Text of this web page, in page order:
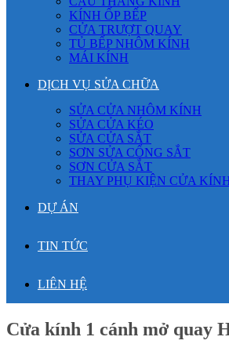
KÍNH ỐP BẾP
CỬA TRƯỢT QUAY
TỦ BẾP NHÔM KÍNH
MÁI KÍNH
DỊCH VỤ SỬA CHỮA
SỬA CỬA NHÔM KÍNH
SỬA CỬA KÉO
SỬA CỬA SẮT
SƠN SỬA CỔNG SẮT
SƠN CỬA SẮT
THAY PHỤ KIỆN CỬA
DỰ ÁN
TIN TỨC
LIÊN HỆ
Cửa kính 1 cánh mở quay